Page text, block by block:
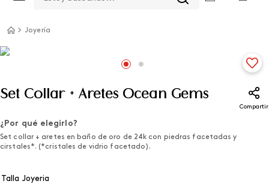
Joyería
Set Collar + Aretes Ocean Gems
Compartir
¿Por qué elegirlo?
Set collar + aretes en baño de oro de 24k con piedras facetadas y
cirstales*. (*cristales de vidrio facetado).
Talla Joyeria